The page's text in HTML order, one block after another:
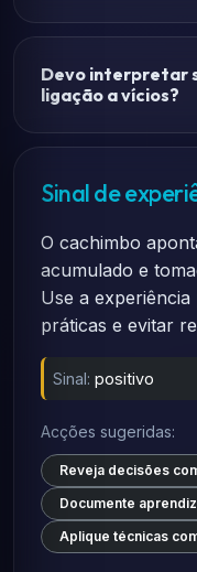
Devo interpretar
ligação a vícios?
Sinal de
O cachimbo
acumulado e
Use a
práticas e evitar
Sinal: positivo
Acções sugeridas:
Reveja decisões
Documente
Aplique técnicas